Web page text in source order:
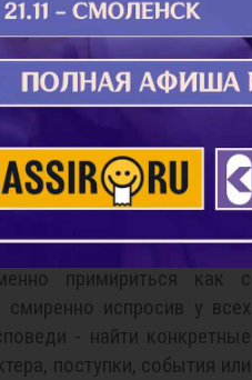
и книг духовного
накануне, до или после
Богу в своих
чистосердечно
содеянного греха и
примириться как с
испросив у всех
- найти конкретные
поступки, события или